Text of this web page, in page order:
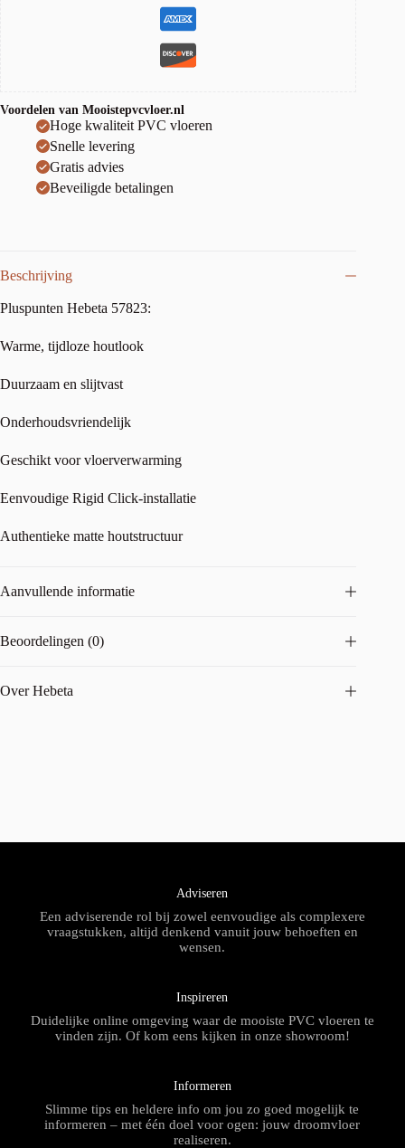
Voordelen van Mooistepvcvloer.nl
Hoge kwaliteit PVC vloeren
Snelle levering
Gratis advies
Beveiligde betalingen
Beschrijving
Pluspunten Hebeta 57823:
Warme, tijdloze houtlook
Duurzaam en slijtvast
Onderhoudsvriendelijk
Geschikt voor vloerverwarming
Eenvoudige Rigid Click-installatie
Authentieke matte houtstructuur
Aanvullende informatie
Beoordelingen (0)
Over Hebeta
Adviseren
Een adviserende rol bij zowel eenvoudige als complexere
vraagstukken, altijd denkend vanuit jouw behoeften en
wensen.
Inspireren
Duidelijke online omgeving waar de mooiste PVC vloeren te
vinden zijn. Of kom eens kijken in onze showroom!
Informeren
Slimme tips en heldere info om jou zo goed mogelijk te
informeren – met één doel voor ogen: jouw droomvloer
realiseren.